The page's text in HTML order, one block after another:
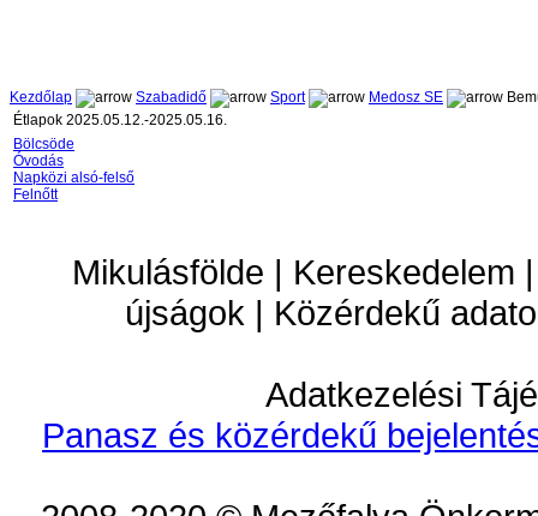
Kezdőlap Szabadidő Sport Medosz SE
Étlapok 2025.05.12.-2025.05.16.
Bölcsöde
Óvodás
Napközi alsó-felső
Felnőtt
Mikulásfölde | Kereskedelem
újságok | Közérdekű
Adatkezelési
Panasz és közérdekű